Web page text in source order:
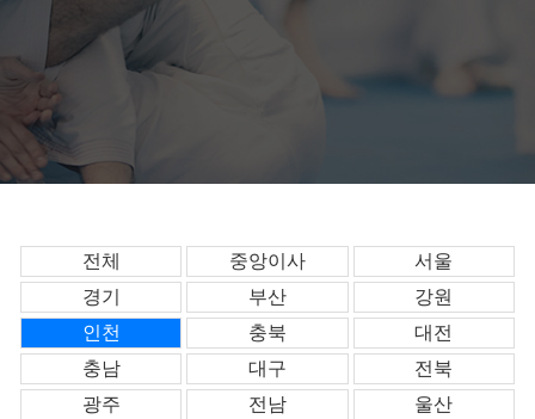
전체 중앙이사
서울
경기
부산
강원
인천
충북
대전
충남
대구
전북
광주
전남
울산